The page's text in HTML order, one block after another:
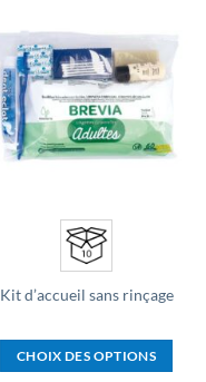
Ajouter
à la liste
d’envies
Kit d’accueil sans rinçage
CHOIX DES OPTIONS